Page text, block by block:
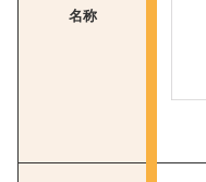
名称